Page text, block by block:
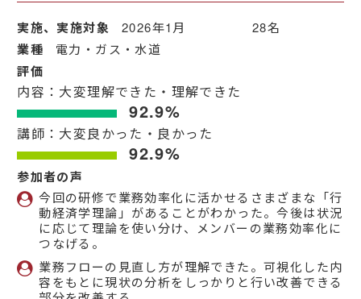
実施、実施対象 2026年1月 28名
業種 電力・ガス・水道
評価
内容：大変理解できた・理解できた
92.9%
講師：大変良かった・良かった
92.9%
参加者の声
今回の研修で業務効率化に活かせるさまざまな「行
動経済学理論」があることがわかった。今後は状況
に応じて理論を使い分け、メンバーの業務効率化に
つなげる。
業務フローの見直し方が理解できた。可視化した内
容をもとに現状の分析をしっかりと行い改善できる